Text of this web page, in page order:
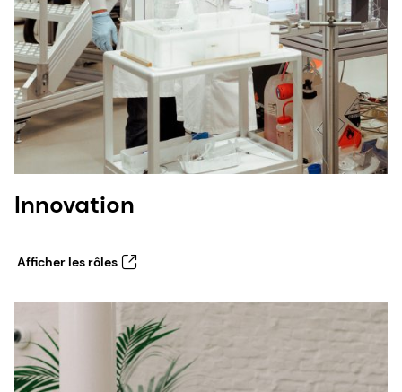
Innovation
Afficher les rôles